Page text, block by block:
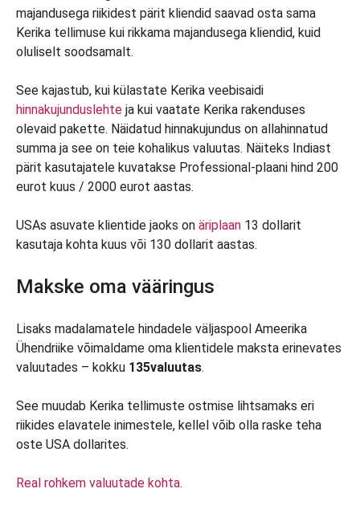
majandusega riikidest pärit kliendid saavad osta sama
Kerika tellimuse kui rikkama majandusega kliendid, kuid
oluliselt soodsamalt.
See kajastub, kui külastate Kerika veebisaidi
hinnakujunduslehte ja kui vaatate Kerika rakenduses
olevaid pakette. Näidatud hinnakujundus on allahinnatud
summa ja see on teie kohalikus valuutas. Näiteks Indiast
pärit kasutajatele kuvatakse Professional-plaani hind 200
eurot kuus / 2000 eurot aastas.
USAs asuvate klientide jaoks on äriplaan 13 dollarit
kasutaja kohta kuus või 130 dollarit aastas.
Makske oma vääringus
Lisaks madalamatele hindadele väljaspool Ameerika
Ühendriike võimaldame oma klientidele maksta erinevates
valuutades – kokku 135valuutas.
See muudab Kerika tellimuste ostmise lihtsamaks eri
riikides elavatele inimestele, kellel võib olla raske teha
oste USA dollarites.
Real rohkem valuutade kohta.